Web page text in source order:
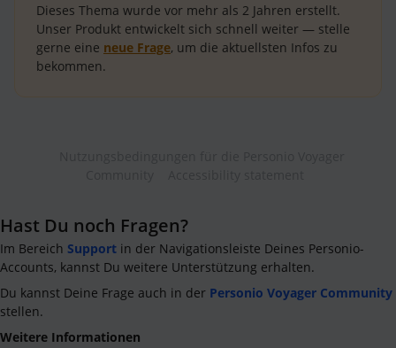
Dieses Thema wurde vor mehr als 2 Jahren erstellt.
Unser Produkt entwickelt sich schnell weiter — stelle
gerne eine neue Frage, um die aktuellsten Infos zu
bekommen.
Hast Du noch Fragen?
Im Bereich Support in der Navigationsleiste Deines Personio-
Accounts, kannst Du weitere Unterstützung erhalten.
Du kannst Deine Frage auch in der Personio Voyager Community
stellen.
Weitere Informationen